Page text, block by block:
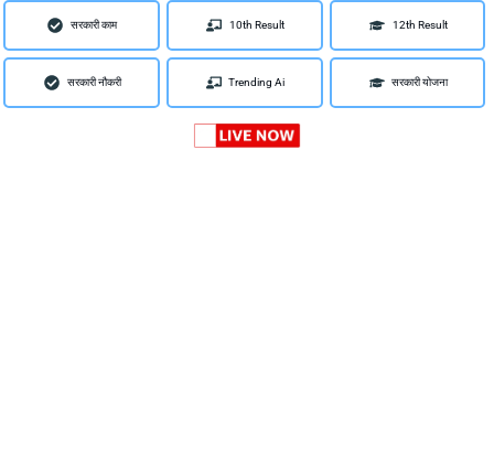
सरकारी काम 10th Result 12th Result
सरकारी नौकरी Trending Ai सरकारी योजना